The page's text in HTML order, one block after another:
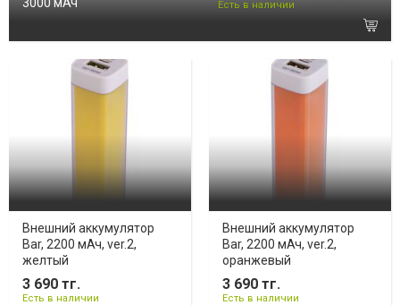
Есть в наличии
Внешний аккумулятор
Bar, 2200 мАч, ver.2,
желтый
3 690 тг.
Есть в наличии
Внешний аккумулятор
Bar, 2200 мАч, ver.2,
оранжевый
3 690 тг.
Есть в наличии